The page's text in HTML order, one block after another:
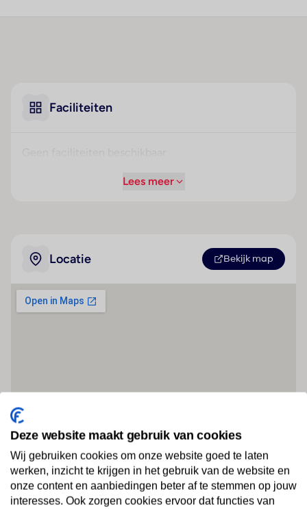
Faciliteiten
Lees meer
Locatie Bekijk map
Deze website maakt gebruik van cookies
Wij gebruiken cookies om onze website goed te laten
werken, inzicht te krijgen in het gebruik van de website en
onze content en aanbiedingen beter af te stemmen op jouw
interesses. Ook zorgen cookies ervoor dat functies van